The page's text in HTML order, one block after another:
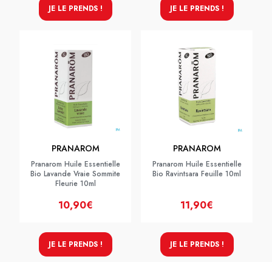
JE LE PRENDS ! JE LE PRENDS !
PRANAROM
Pranarom Huile Essentielle
Bio Lavande Vraie Sommite
Fleurie 10ml
10,90€
JE LE PRENDS !
PRANAROM
Pranarom Huile Essentielle
Bio Ravintsara Feuille 10ml
11,90€
JE LE PRENDS !